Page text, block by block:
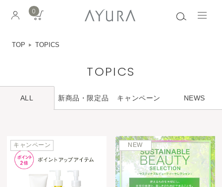
0
TOP TOPICS
TOPICS
ALL
キャンペーン NEW
新商品・限定品 キャンペーン NEWS